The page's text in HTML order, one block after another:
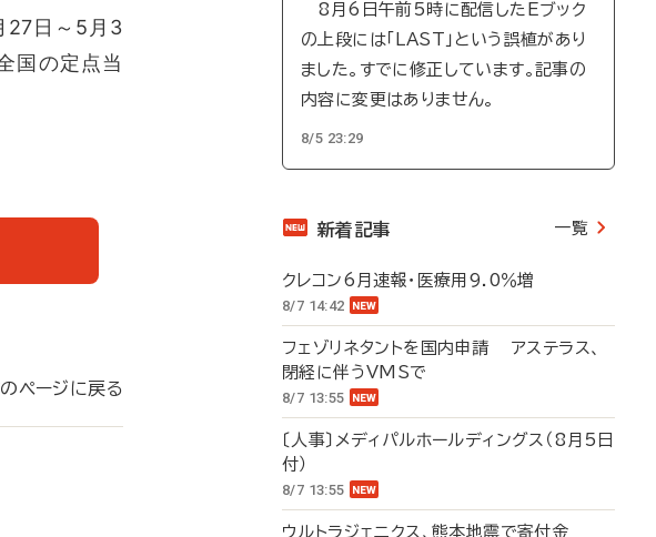
27日～5月3
国の定点当
ページに戻る
8月6日午前5時に配信したEブック
の上段には「LAST」という誤植があり
ました。すでに修正しています。記事の
内容に変更はありません。
8/5 23:29
新着記事 一覧
クレコン6月速報・医療用9.0％増
8/7 14:42
フェゾリネタントを国内申請 アステラス、
閉経に伴うVMSで
8/7 13:55
〔人事〕メディパルホールディングス（8月5日
付）
8/7 13:55
ウルトラジェニクス、熊本地震で寄付金